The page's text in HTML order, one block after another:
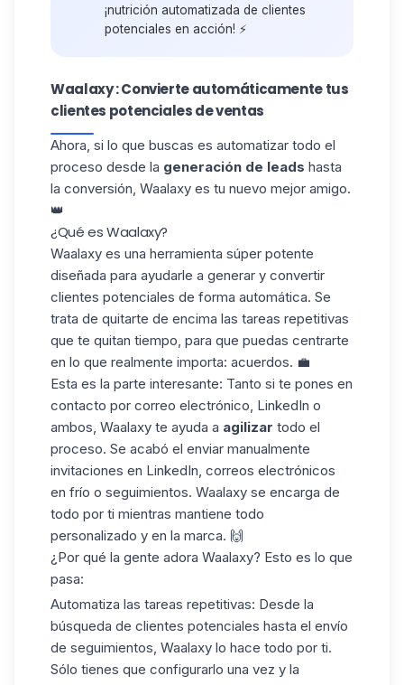
¡nutrición automatizada de clientes
potenciales en acción! ⚡
Waalaxy : Convierte automáticamente tus
clientes potenciales de ventas
Ahora, si lo que buscas es automatizar todo el
proceso desde la generación de leads hasta
la conversión, Waalaxy es tu nuevo mejor amigo.
👑
¿Qué es Waalaxy?
Waalaxy es una herramienta súper potente
diseñada para ayudarle a generar y convertir
clientes potenciales de forma automática. Se
trata de quitarte de encima las tareas repetitivas
que te quitan tiempo, para que puedas centrarte
en lo que realmente importa: acuerdos. 💼
Esta es la parte interesante: Tanto si te pones en
contacto por correo electrónico, LinkedIn o
ambos, Waalaxy te ayuda a agilizar todo el
proceso. Se acabó el enviar manualmente
invitaciones en LinkedIn, correos electrónicos
en frío o seguimientos. Waalaxy se encarga de
todo por ti mientras mantiene todo
personalizado y en la marca. 🙌
¿Por qué la gente adora Waalaxy? Esto es lo que
pasa:
Automatiza las tareas repetitivas: Desde la
búsqueda de clientes potenciales hasta el envío
de seguimientos, Waalaxy lo hace todo por ti.
Sólo tienes que configurarlo una vez y la